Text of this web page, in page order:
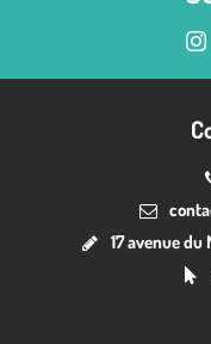
17 avenue